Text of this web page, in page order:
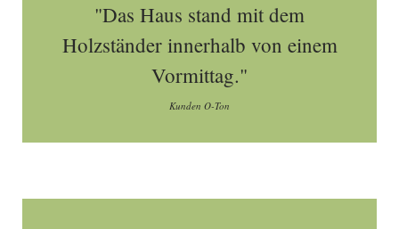
"Das Haus stand mit dem
Holzständer innerhalb von einem
Vormittag."
Kunden O-Ton